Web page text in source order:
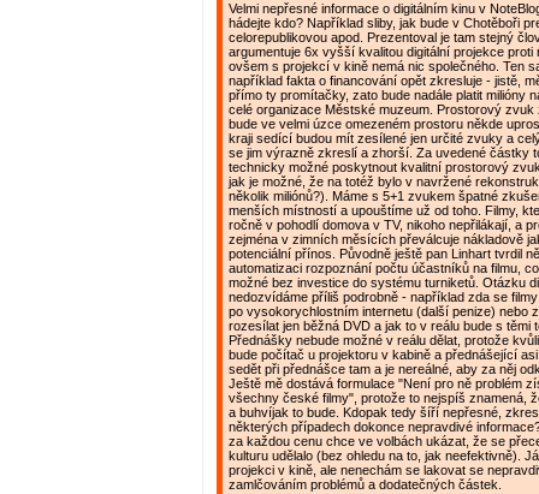
Velmi nepřesné informace o digitálním kinu v
hádejte kdo? Například sliby, jak bude v Chotěboři
celorepublikovou apod. Prezentoval je tam stejný
argumentuje 6x vyšší kvalitou digitální projekce proti
ovšem s projekcí v kině nemá nic společného. Ten
například fakta o financování opět zkresluje - jistě,
přímo ty promítačky, zato bude nadále platit milióny
celé organizace Městské muzeum. Prostorový zvuk
bude ve velmi úzce omezeném prostoru někde
kraji sedící budou mít zesílené jen určité zvuky a
se jim výrazně zkreslí a zhorší. Za uvedené částky
technicky možné poskytnout kvalitní prostorový
jak je možné, že na totéž bylo v navržené
několik miliónů?). Máme s 5+1 zvukem špatné
menších místností a upouštíme už od toho. Filmy,
ročně v pohodlí domova v TV, nikoho nepřilákají, a
zejména v zimních měsících převálcuje nákladově
potenciální přínos. Původně ještě pan Linhart tvrdil
automatizaci rozpoznání počtu účastníků na filmu,
možné bez investice do systému turniketů. Otázku
nedozvídáme příliš podrobně - například zda se
po vysokorychlostním internetu (další penize) nebo
rozesílat jen běžná DVD a jak to v reálu bude s těmi
Přednášky nebude možné v reálu dělat, protože
bude počítač u projektoru v kabině a přednášející
sedět při přednášce tam a je nereálné, aby za něj
Ještě mě dostává formulace "Není pro ně problém
všechny české filmy", protože to nejspíš znamená,
a buhvíjak to bude. Kdopak tedy šíří nepřesné,
některých případech dokonce nepravdivé
za každou cenu chce ve volbách ukázat, že se
kulturu udělalo (bez ohledu na to, jak neefektivně).
projekci v kině, ale nenechám se lakovat se
zamlčováním problémů a dodatečných částek.